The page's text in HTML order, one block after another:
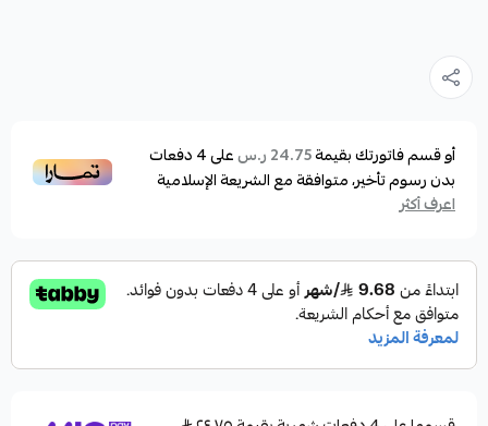
أو قسم فاتورتك بقيمة24.75 ر.س على4دفعات
بدون رسوم تأخير، متوافقة مع الشريعة الإسلامية
اعرف أكثر